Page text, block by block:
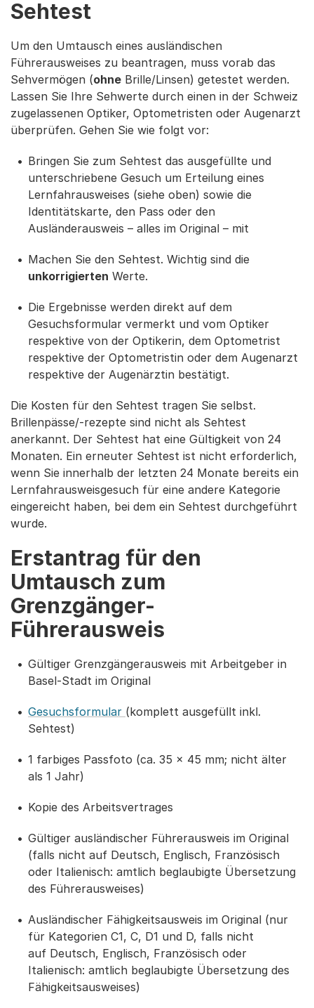
Sehtest
Um den Umtausch eines ausländischen
Führerausweises zu beantragen, muss vorab das
Sehvermögen (ohne Brille/Linsen) getestet werden.
Lassen Sie Ihre Sehwerte durch einen in der Schweiz
zugelassenen Optiker, Optometristen oder Augenarzt
überprüfen. Gehen Sie wie folgt vor:
Bringen Sie zum Sehtest das ausgefüllte und
unterschriebene Gesuch um Erteilung eines
Lernfahrausweises (siehe oben) sowie die
Identitätskarte, den Pass oder den
Ausländerausweis – alles im Original – mit
Machen Sie den Sehtest. Wichtig sind die
unkorrigierten Werte.
Die Ergebnisse werden direkt auf dem
Gesuchsformular vermerkt und vom Optiker
respektive von der Optikerin, dem Optometrist
respektive der Optometristin oder dem Augenarzt
respektive der Augenärztin bestätigt.
Die Kosten für den Sehtest tragen Sie selbst.
Brillenpässe/-rezepte sind nicht als Sehtest
anerkannt. Der Sehtest hat eine Gültigkeit von 24
Monaten. Ein erneuter Sehtest ist nicht erforderlich,
wenn Sie innerhalb der letzten 24 Monate bereits ein
Lernfahrausweisgesuch für eine andere Kategorie
eingereicht haben, bei dem ein Sehtest durchgeführt
wurde.
Erstantrag für den
Umtausch zum
Grenzgänger-
Führerausweis
Gültiger Grenzgängerausweis mit Arbeitgeber in
Basel-Stadt im Original
Gesuchsformular (komplett ausgefüllt inkl.
Sehtest)
1 farbiges Passfoto (ca. 35 x 45 mm; nicht älter
als 1 Jahr)
Kopie des Arbeitsvertrages
Gültiger ausländischer Führerausweis im Original
(falls nicht auf Deutsch, Englisch, Französisch
oder Italienisch: amtlich beglaubigte Übersetzung
des Führerausweises)
Ausländischer Fähigkeitsausweis im Original (nur
für Kategorien C1, C, D1 und D, falls nicht
auf Deutsch, Englisch, Französisch oder
Italienisch: amtlich beglaubigte Übersetzung des
Fähigkeitsausweises)